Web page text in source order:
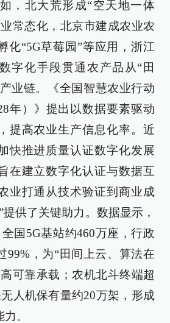
，北大荒形成“空天地一体
常态化，北京市建成农业农
化“5G草莓园”等应用，浙江
字化手段贯通农产品从“田
业链。《全国智慧农业行动
年）》提出以数据要素驱动
提高农业生产信息化率。近
快推进质量认证数字化发展
在建立数字化认证与数据互
业打通从技术验证到商业成
供了关键助力。数据显示，
国5G基站约460万座，行政
99%，为“田间上云、算法在
可靠承载；农机北斗终端超
人机保有量约20万架，形成
。